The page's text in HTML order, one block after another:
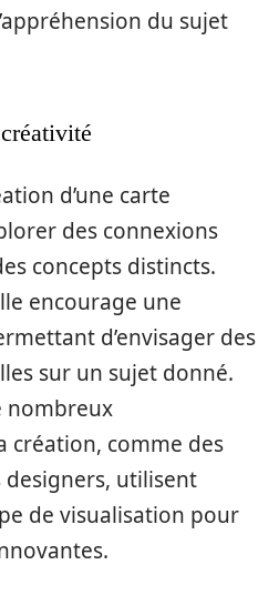
du sujet
d’une carte
des connexions
concepts distincts.
encourage une
d’envisager des
sur un sujet donné.
nombreux
création, comme des
utilisent
de visualisation pour